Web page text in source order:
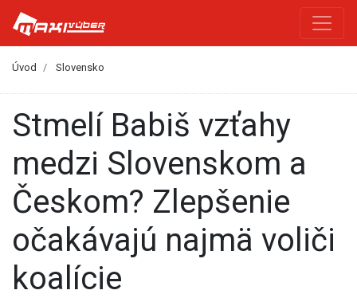
Úvod Slovensko
Stmelí Babiš vzťahy
medzi Slovenskom a
Českom? Zlepšenie
očakávajú najmä voliči
koalície